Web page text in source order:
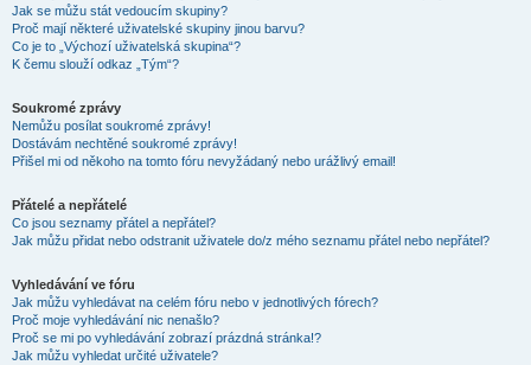
Jak se můžu stát vedoucím skupiny?
Proč mají některé uživatelské skupiny jinou barvu?
Co je to „Výchozí uživatelská skupina“?
K čemu slouží odkaz „Tým“?
Soukromé zprávy
Nemůžu posílat soukromé zprávy!
Dostávám nechtěné soukromé zprávy!
Přišel mi od někoho na tomto fóru nevyžádaný nebo urážlivý email!
Přátelé a nepřátelé
Co jsou seznamy přátel a nepřátel?
Jak můžu přidat nebo odstranit uživatele do/z mého seznamu přátel nebo nepřátel?
Vyhledávání ve fóru
Jak můžu vyhledávat na celém fóru nebo v jednotlivých fórech?
Proč moje vyhledávání nic nenašlo?
Proč se mi po vyhledávání zobrazí prázdná stránka!?
Jak můžu vyhledat určité uživatele?